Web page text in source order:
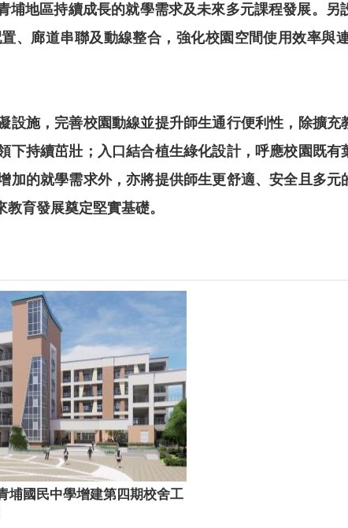
地區持續成長的就學需求及未來多元課程發展。
、廊道串聯及動線整合，強化校園空間使用效率與
設施，完善校園動線並提升師生通行便利性，除擴
下持續茁壯；入口結合植生綠化設計，呼應校園既
加的就學需求外，亦將提供師生更舒適、安全且多
育發展奠定堅實基礎。
埔國民中學增建第四期校舍工